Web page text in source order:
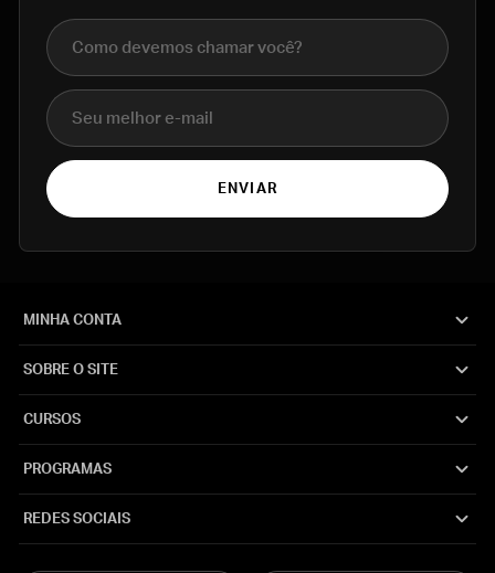
Nome completo
E-mail
ENVIAR
MINHA CONTA
SOBRE O SITE
CURSOS
PROGRAMAS
REDES SOCIAIS